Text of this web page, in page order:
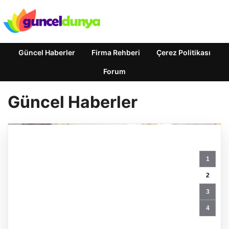
Güncel Haberler Firma Rehberi Çerez Politikası
Forum
Güncel Haberler
1
2
3
4